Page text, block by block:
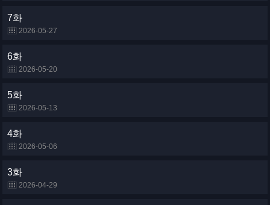
7화
2026-05-27
6화
2026-05-20
5화
2026-05-13
4화
2026-05-06
3화
2026-04-29